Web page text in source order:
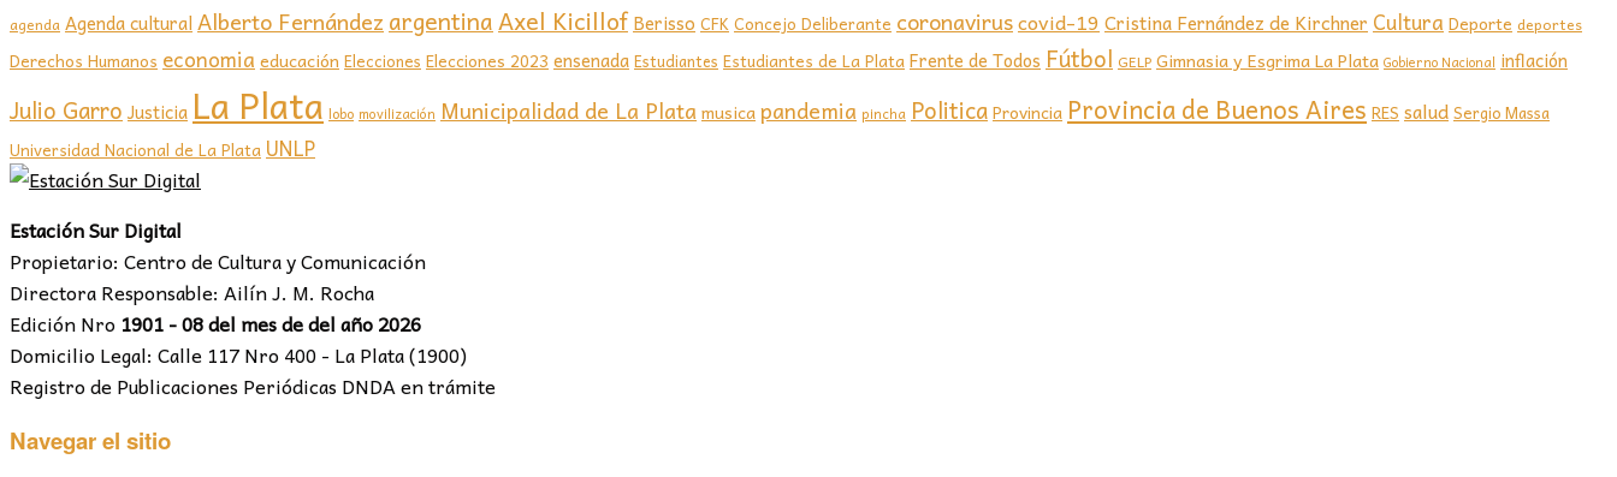
agenda Agenda culturalAlberto Fernández argentinaAxel Kicillof Berisso CFKConcejo Deliberante coronaviruscovid-19 Cristina Fernández de Kirchner Cultura Deporte deportes
Derechos Humanos economia educación Elecciones Elecciones 2023 ensenada Estudiantes Estudiantes de La PlataFrente de Todos Fútbol GELP Gimnasia y Esgrima La Plata Gobierno Nacional inflación
Julio Garro Justicia La Plata lobo movilización Municipalidad de La Plata musicapandemia pincha PoliticaProvincia Provincia de Buenos Aires RES saludSergio Massa
Universidad Nacional de La Plata UNLP
Estación Sur Digital
Propietario: Centro de Cultura y Comunicación
Directora Responsable: Ailín J. M. Rocha
Edición Nro 1901 - 08 del mes de del año 2026
Domicilio Legal: Calle 117 Nro 400 - La Plata (1900)
Registro de Publicaciones Periódicas DNDA en trámite
Navegar el sitio